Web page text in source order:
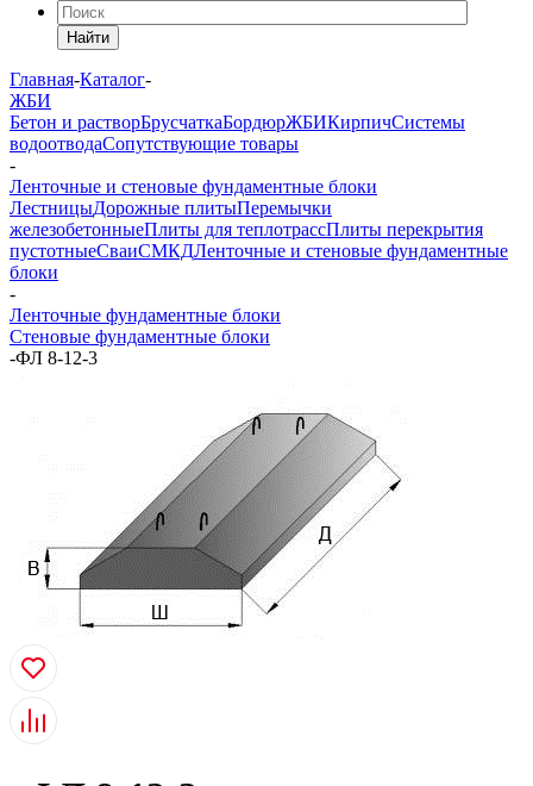
Найти
Главная-Каталог-
ЖБИ
Бетон и растворБрусчаткаБордюрЖБИКирпичСистемы
водоотводаСопутствующие товары
-
Ленточные и стеновые фундаментные блоки
ЛестницыДорожные плитыПеремычки
железобетонныеПлиты для теплотрассПлиты перекрытия
пустотныеСваиСМКДЛенточные и стеновые фундаментные
блоки
-
Ленточные фундаментные блоки
Стеновые фундаментные блоки
-ФЛ 8-12-3